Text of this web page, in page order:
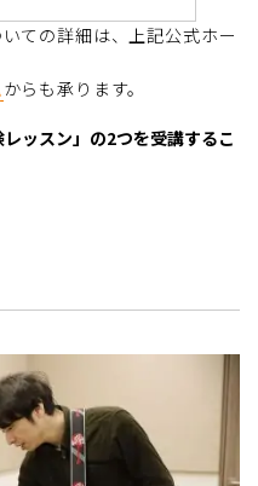
ての詳細は、上記公式ホー
からも承ります。
ッスン」の2つを受講するこ